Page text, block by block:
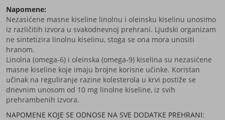
Napomene:
Nezasićene masne kiseline linolnu i oleinsku kiselinu unosimo
iz različitih izvora u svakodnevnoj prehrani. Ljudski organizam
ne sintetizira linolnu kiselinu, stoga se ona mora unositi
hranom.
Linolna (omega-6) i oleinska (omega-9) kiselina su nezasićene
masne kiseline koje imaju brojne korisne učinke. Koristan
učinak na reguliranje razine kolesterola u krvi postiže se
dnevnim unosom od 10 mg linolne kiseline, iz svih
prehrambenih izvora.
NAPOMENE KOJE SE ODNOSE NA SVE DODATKE PREHRANI: